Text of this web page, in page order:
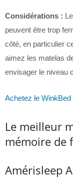
Considérations :
peuvent être trop
côté, en particulier
aimez les matelas
envisager le niveau
Achetez le WinkBed
Le meilleur
mémoire de
Amérisleep